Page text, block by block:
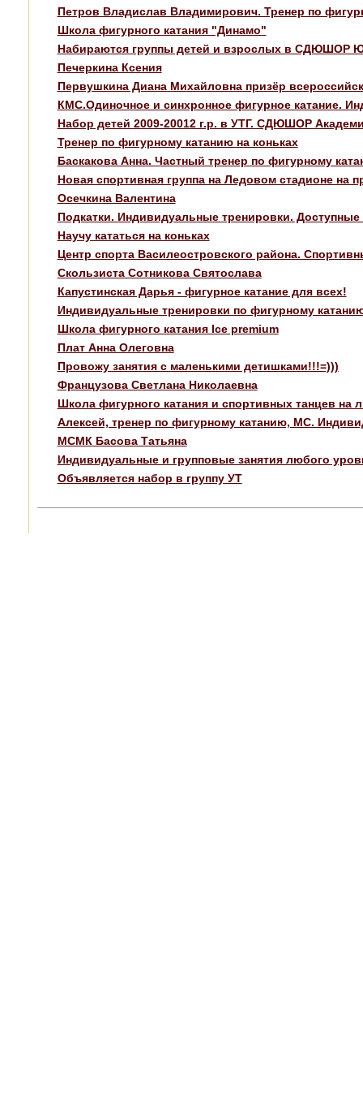
Петров Владислав Владимирович. Тренер по
Школа фигурного катания "Динамо"
Набираются группы детей и взрослых в СДЮШОР
Печеркина Ксения
Первушкина Диана Михайловна призёр
КМС.Одиночное и синхронное фигурное катание.
Набор детей 2009-20012 г.р. в УТГ. СДЮШОР
Тренер по фигурному катанию на коньках
Баскакова Анна. Частный тренер по фигурному
Новая спортивная группа на Ледовом стадионе на
Осечкина Валентина
Подкатки. Индивидуальные тренировки.
Научу кататься на коньках
Центр спорта Василеостровского района.
Скользиста Сотникова Святослава
Капустинская Дарья - фигурное катание для всех!
Индивидуальные тренировки по фигурному
Школа фигурного катания Ice premium
Плат Анна Олеговна
Провожу занятия с маленькими детишками!!!=)))
Французова Светлана Николаевна
Школа фигурного катания и спортивных танцев на
Алексей, тренер по фигурному катанию, МС.
МСМК Басова Татьяна
Индивидуальные и групповые занятия любого
Объявляется набор в группу УТ